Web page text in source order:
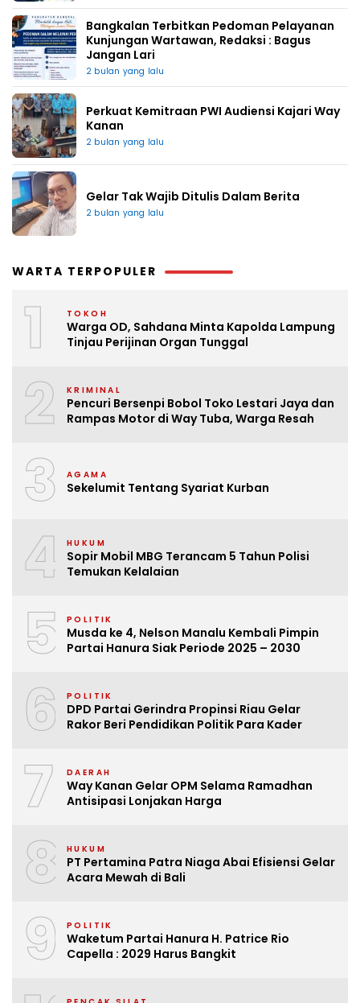
Bangkalan Terbitkan Pedoman Pelayanan
Kunjungan Wartawan, Redaksi : Bagus
Jangan Lari
2 bulan yang lalu
Perkuat Kemitraan PWI Audiensi Kajari Way
Kanan
2 bulan yang lalu
Gelar Tak Wajib Ditulis Dalam Berita
2 bulan yang lalu
WARTA TERPOPULER
1 TOKOH
Warga OD, Sahdana Minta Kapolda Lampung
Tinjau Perijinan Organ Tunggal
2 KRIMINAL
Pencuri Bersenpi Bobol Toko Lestari Jaya dan
Rampas Motor di Way Tuba, Warga Resah
3 AGAMA
Sekelumit Tentang Syariat Kurban
4 HUKUM
Sopir Mobil MBG Terancam 5 Tahun Polisi
Temukan Kelalaian
5 POLITIK
Musda ke 4, Nelson Manalu Kembali Pimpin
Partai Hanura Siak Periode 2025 – 2030
6 POLITIK
DPD Partai Gerindra Propinsi Riau Gelar
Rakor Beri Pendidikan Politik Para Kader
7 DAERAH
Way Kanan Gelar OPM Selama Ramadhan
Antisipasi Lonjakan Harga
8 HUKUM
PT Pertamina Patra Niaga Abai Efisiensi Gelar
Acara Mewah di Bali
9 POLITIK
Waketum Partai Hanura H. Patrice Rio
Capella : 2029 Harus Bangkit